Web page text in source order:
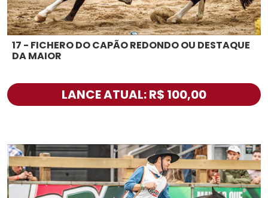
17 - FICHERO DO CAPÃO REDONDO OU DESTAQUE
DA MAIOR
LANCE ATUAL: R$ 100,00